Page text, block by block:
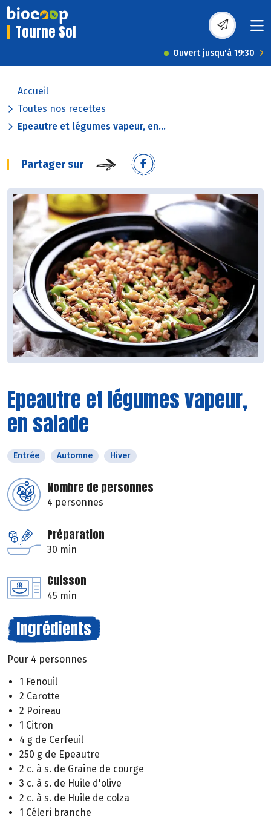
Tourne Sol
Ouvert jusqu'à 19:30
Accueil
Toutes nos recettes
Epeautre et légumes vapeur, en...
Partager sur
Epeautre et légumes vapeur,
en salade
Entrée Automne Hiver
Nombre de personnes
4 personnes
Préparation
30 min
Cuisson
45 min
Ingrédients
Pour 4 personnes
1 Fenouil
2 Carotte
2 Poireau
1 Citron
4 g de Cerfeuil
250 g de Epeautre
2 c. à s. de Graine de courge
3 c. à s. de Huile d'olive
2 c. à s. de Huile de colza
1 Céleri branche